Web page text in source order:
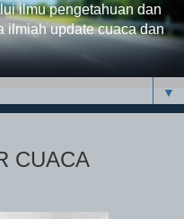
ilmu pengetahuan dan
ilmiah update cuaca dan
▼
CUACA